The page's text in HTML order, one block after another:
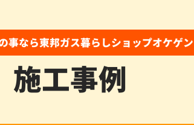
事なら東邦ガス暮らしショップオケゲン
施工事例